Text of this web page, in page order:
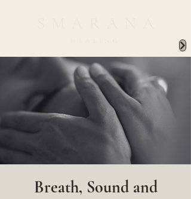
Breath, Sound and